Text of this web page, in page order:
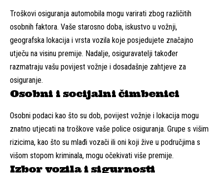
Troškovi osiguranja automobila mogu varirati zbog različitih
osobnih faktora. Vaše starosno doba, iskustvo u vožnji,
geografska lokacija i vrsta vozila koje posjedujete značajno
utječu na visinu premije. Nadalje, osiguravatelji također
razmatraju vašu povijest vožnje i dosadašnje zahtjeve za
osiguranje.
Osobni i socijalni čimbenici
Osobni podaci kao što su dob, povijest vožnje i lokacija mogu
znatno utjecati na troškove vaše police osiguranja. Grupe s višim
rizicima, kao što su mlađi vozači ili oni koji žive u područjima s
višom stopom kriminala, mogu očekivati više premije.
Izbor vozila i sigurnosti